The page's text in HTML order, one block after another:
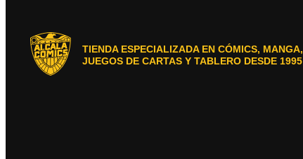
TIENDA ESPECIALIZADA EN CÓMICS, MANGA,
JUEGOS DE CARTAS Y TABLERO DESDE 1995